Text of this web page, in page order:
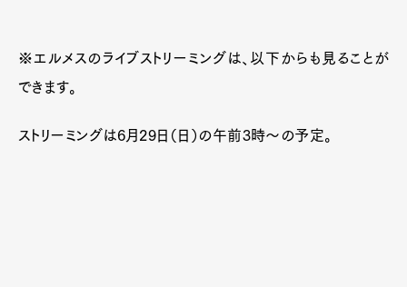
※エルメスのライブストリーミングは、以下からも見ることが
できます。
ストリーミングは6月29日（日）の午前3時～の予定。